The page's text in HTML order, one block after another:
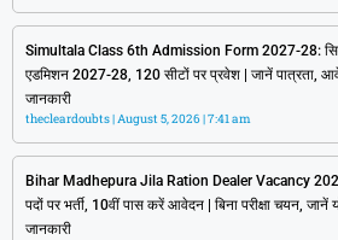
Simultala Class 6th Admission Form 2027-28:
एडमिशन 2027-28, 120 सीटों पर प्रवेश | जानें पात्रता,
जानकारी
thecleardoubts August 5, 2026 7:41 am
Bihar Madhepura Jila Ration Dealer Vacancy
पदों पर भर्ती, 10वीं पास करें आवेदन | बिना परीक्षा चयन,
जानकारी